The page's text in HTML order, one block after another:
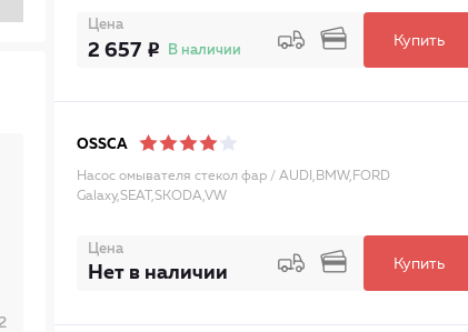
Цена
2 657 В наличии
Купить
OSSCA
Насос омывателя стекол фар / AUDI,BMW,FORD
Galaxy,SEAT,SKODA,VW
Цена
Нет в наличии Купить